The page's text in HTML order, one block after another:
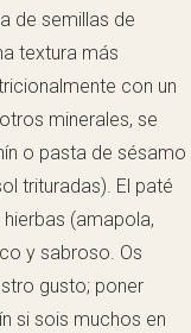
de semillas de
textura más
con un
minerales, se
o pasta de sésamo
trituradas). El paté
(amapola,
y sabroso. Os
gusto; poner
si sois muchos en